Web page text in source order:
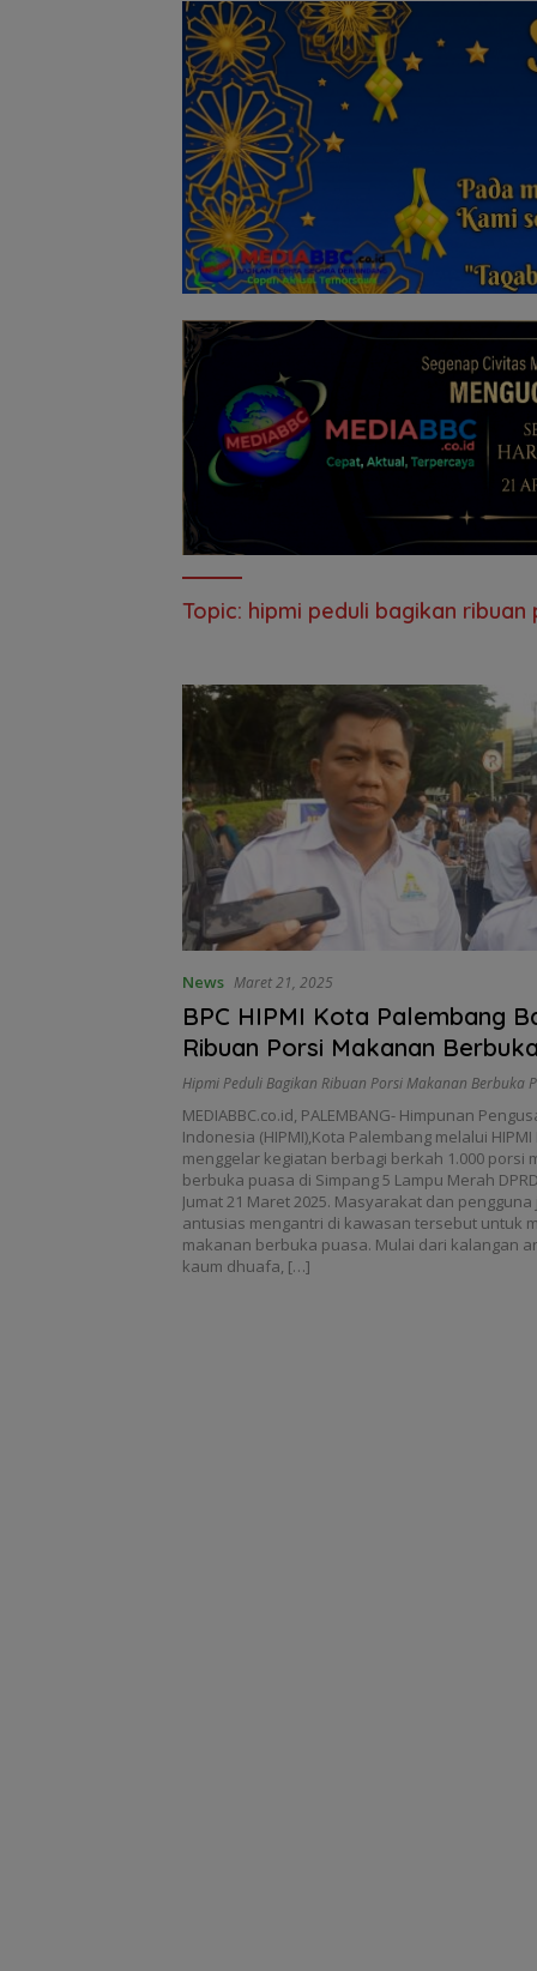
Topic: hipmi peduli bagikan
News Maret 21, 2025
BPC HIPMI Kota Palembang Bagikan
Ribuan Porsi Makanan
Puasa,Ahsanul Amali : “Kami
Semoga Dapat Bermanfaat, Baik di
Sektor Swasta, Pemerintah,
Masyarakat,”
Hipmi Peduli Bagikan Ribuan Porsi Makanan Berbuka
MEDIABBC.co.id, PALEMBANG- Himpunan
Indonesia (HIPMI),Kota Palembang melalui
menggelar kegiatan berbagi berkah 1.000 porsi
berbuka puasa di Simpang 5 Lampu Merah
Jumat 21 Maret 2025. Masyarakat dan
antusias mengantri di kawasan tersebut untuk
makanan berbuka puasa. Mulai dari kalangan
kaum dhuafa, […]